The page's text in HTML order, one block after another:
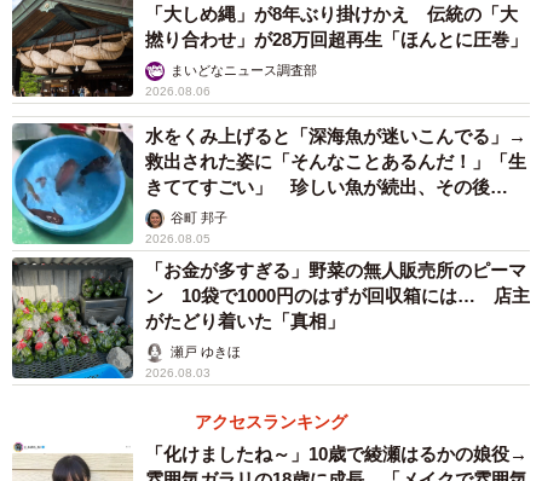
3/6
丸いフォルムもキュートな「卯顔絵馬」500円。表の顔を自分で書き込む
スタイルもユニーク。裏に願い事と名前を書いて（画像提供：宇治神
社）
「大しめ縄」が8年ぶり掛けかえ 伝統の「大
撚り合わせ」が28万回超再生「ほんとに圧巻」
まいどなニュース調査部
2026.08.06
水をくみ上げると「深海魚が迷いこんでる」→
救出された姿に「そんなことあるんだ！」「生
きててすごい」 珍しい魚が続出、その後
は……谷町 邦子
2026.08.05
「お金が多すぎる」野菜の無人販売所のピーマ
ン 10袋で1000円のはずが回収箱には… 店主
がたどり着いた「真相」
瀬戸 ゆきほ
2026.08.03
アクセスランキング
「化けましたね～」10歳で綾瀬はるかの娘役→